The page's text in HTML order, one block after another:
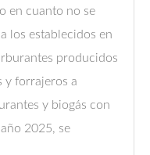
en cuanto no se
los establecidos en
producidos
y forrajeros a
y biogás con
2025, se